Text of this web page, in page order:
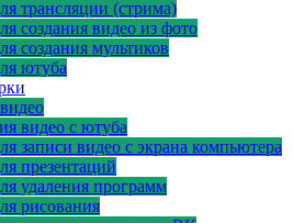
трансляции (стрима)
создания видео из фото
создания мультиков
ютуба
видео с ютуба
записи видео с экрана компьютера
презентаций
удаления программ
рисования